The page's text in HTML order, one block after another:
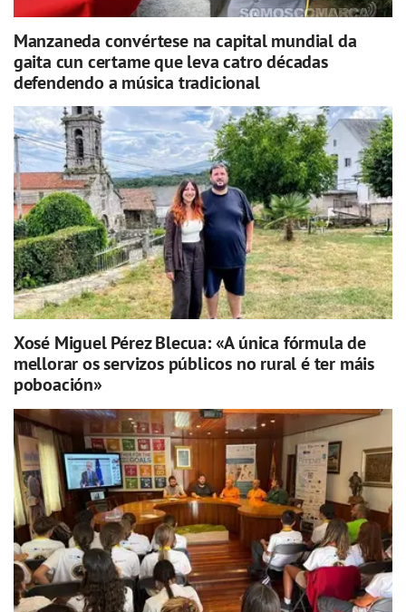
Manzaneda convértese na capital mundial da
gaita cun certame que leva catro décadas
defendendo a música tradicional
Xosé Miguel Pérez Blecua: «A única fórmula de
mellorar os servizos públicos no rural é ter máis
poboación»